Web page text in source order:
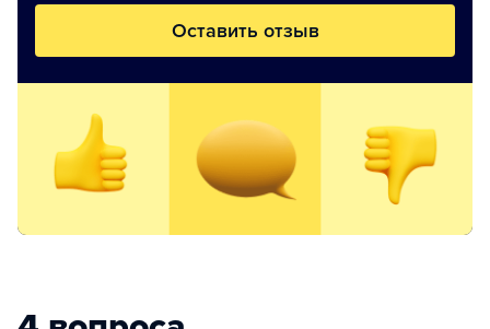
Оставить отзыв